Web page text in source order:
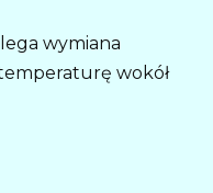
wymiana
wokół